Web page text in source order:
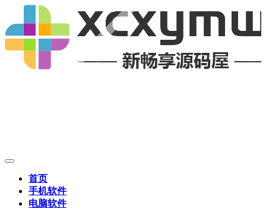
首页
手机软件
电脑软件